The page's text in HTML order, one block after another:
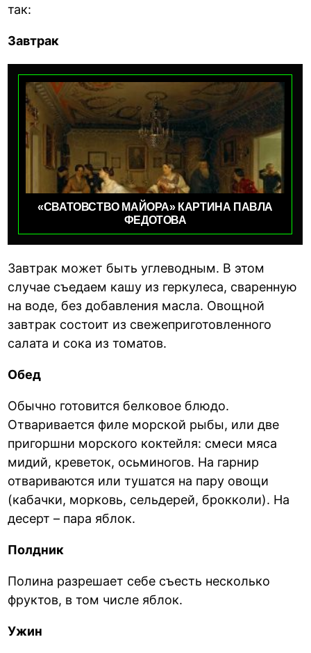
так:
Завтрак
«СВАТОВСТВО МАЙОРА» КАРТИНА ПАВЛА
ФЕДОТОВА
Завтрак может быть углеводным. В этом
случае съедаем кашу из геркулеса, сваренную
на воде, без добавления масла. Овощной
завтрак состоит из свежеприготовленного
салата и сока из томатов.
Обед
Обычно готовится белковое блюдо.
Отваривается филе морской рыбы, или две
пригоршни морского коктейля: смеси мяса
мидий, креветок, осьминогов. На гарнир
отвариваются или тушатся на пару овощи
(кабачки, морковь, сельдерей, брокколи). На
десерт – пара яблок.
Полдник
Полина разрешает себе съесть несколько
фруктов, в том числе яблок.
Ужин